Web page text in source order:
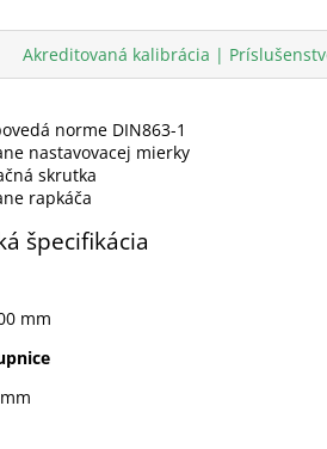
Akreditovaná kalibrácia |
norme DIN863-1
nastavovacej mierky
skrutka
rapkáča
špecifikácia
mm